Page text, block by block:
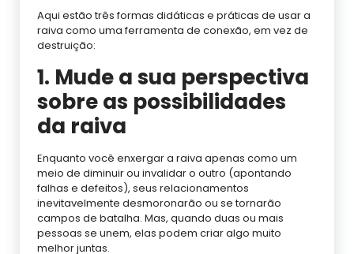
Aqui estão três formas didáticas e práticas de usar a
raiva como uma ferramenta de conexão, em vez de
destruição:
1. Mude a sua perspectiva
sobre as possibilidades
da raiva
Enquanto você enxergar a raiva apenas como um
meio de diminuir ou invalidar o outro (apontando
falhas e defeitos), seus relacionamentos
inevitavelmente desmoronarão ou se tornarão
campos de batalha. Mas, quando duas ou mais
pessoas se unem, elas podem criar algo muito
melhor juntas.